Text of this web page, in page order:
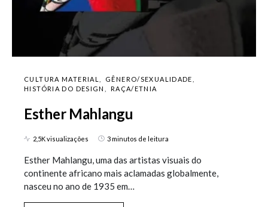
CULTURA MATERIAL
GÊNERO/SEXUALIDADE
HISTÓRIA DO DESIGN
RAÇA/ETNIA
Esther Mahlangu
2,5K visualizações 3 minutos de leitura
Esther Mahlangu, uma das artistas visuais do
continente africano mais aclamadas globalmente,
nasceu no ano de 1935 em…